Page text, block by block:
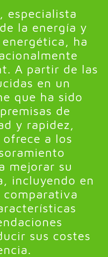
especialista
la energía y
ha
A partir de las
en un
que ha sido
de
y rapidez,
a los
mejorar su
incluyendo en
comparativa
sus costes